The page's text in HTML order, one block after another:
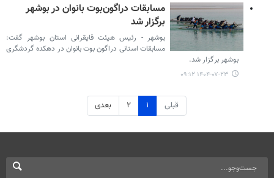
مسابقات دراگون‌بوت بانوان در بوشهر
برگزار شد
بوشهر - رئیس هیئت قایقرانی استان بوشهر گفت:
مسابقات استانی دراگون بوت بانوان در دهکده گردشگری
بوشهر برگزار شد.
۱۴۰۴-۰۷-۲۳ ۰۹:۱۲
قبلی ۱ ۲ بعدی